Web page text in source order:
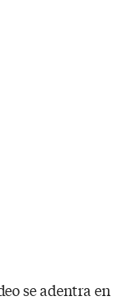
se adentra en